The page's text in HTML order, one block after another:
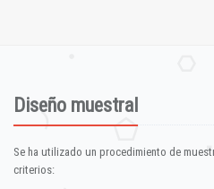
Diseño muestral
Se ha utilizado un procedimiento de
criterios: